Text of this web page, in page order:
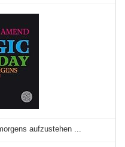
aufzustehen ...